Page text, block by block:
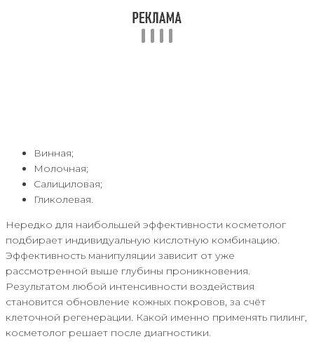
Винная;
Молочная;
Салициловая;
Гликолевая.
Нередко для наибольшей эффективности косметолог
подбирает индивидуальную кислотную комбинацию.
Эффективность манипуляции зависит от уже
рассмотренной выше глубины проникновения.
Результатом любой интенсивности воздействия
становится обновление кожных покровов, за счёт
клеточной регенерации. Какой именно применять пилинг,
косметолог решает после диагностики.